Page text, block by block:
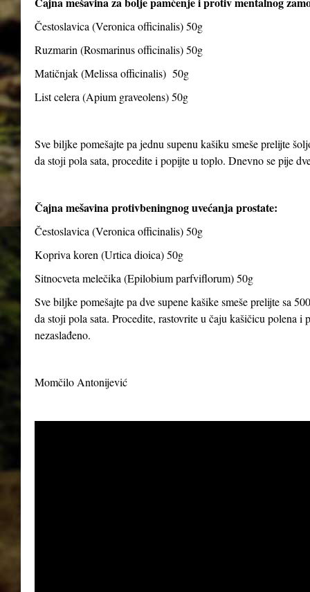
Čestoslavica (Veronica officinalis) 50g
Ruzmarin (Rosmarinus officinalis) 50g
Matičnjak (Melissa officinalis) 50g
List celera (Apium graveolens) 50g
Sve biljke pomešajte pa jednu supenu kašiku smeše prelijte
da stoji pola sata, procedite i popijte u toplo. Dnevno se pije
Čajna mešavina protivbeningnog uvećanja prostate:
Čestoslavica (Veronica officinalis) 50g
Kopriva koren (Urtica dioica) 50g
Sitnocveta melečika (Epilobium parfviflorum) 50g
Sve biljke pomešajte pa dve supene kašike smeše prelijte sa
da stoji pola sata. Procedite, rastovrite u čaju kašičicu polena
nezaslađeno.
Momčilo Antonijević